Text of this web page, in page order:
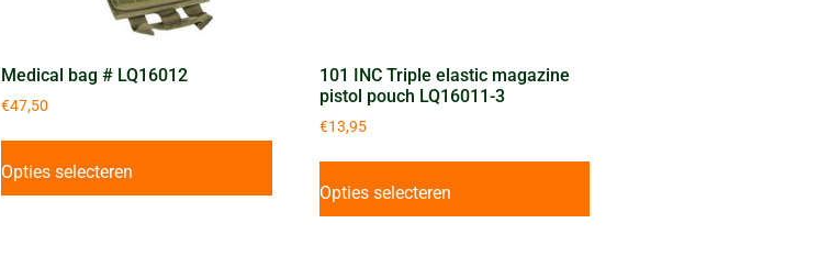
Medical bag # LQ16012
€47,50
Opties selecteren
101 INC Triple elastic magazine
pistol pouch LQ16011-3
€13,95
Opties selecteren